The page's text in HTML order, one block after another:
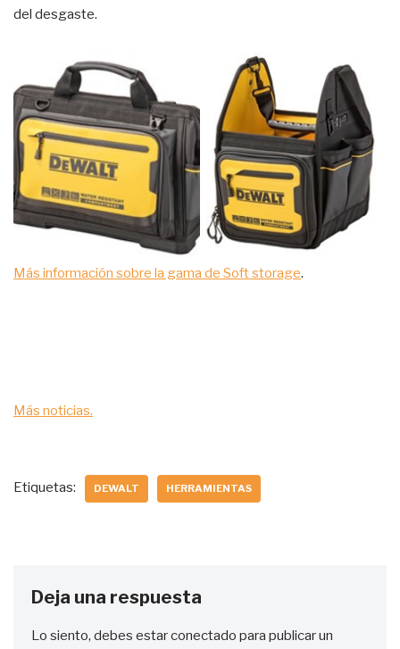
del desgaste.
Más información sobre la gama de Soft storage.
Más noticias.
Etiquetas: DEWALT HERRAMIENTAS
Deja una respuesta
Lo siento, debes estarconectado para publicar un